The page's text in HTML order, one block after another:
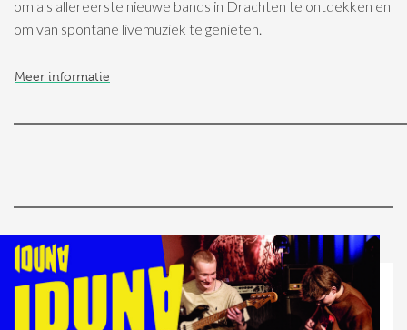
om als allereerste nieuwe bands in Drachten te ontdekken en
om van spontane livemuziek te genieten.
Meer informatie